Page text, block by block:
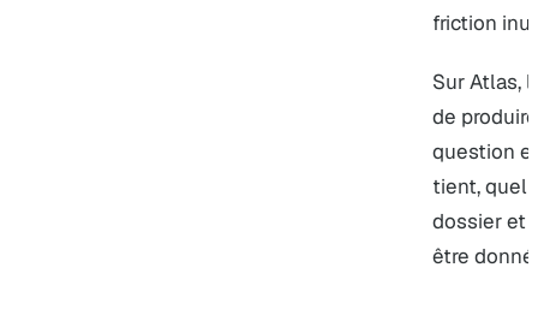
friction
Sur Atlas,
de
question
tient,
dossier et
être